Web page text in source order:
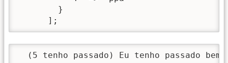
        }
      ];
  (5 tenho passado) Eu tenho passado bem.